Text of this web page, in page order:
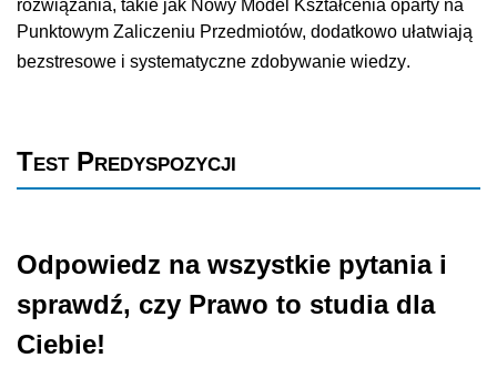
rozwiązania, takie jak Nowy Model Kształcenia oparty na
Punktowym Zaliczeniu Przedmiotów, dodatkowo ułatwiają
bezstresowe i systematyczne zdobywanie wiedzy.
Test Predyspozycji
Odpowiedz na wszystkie pytania i
sprawdź, czy Prawo to studia dla
Ciebie!